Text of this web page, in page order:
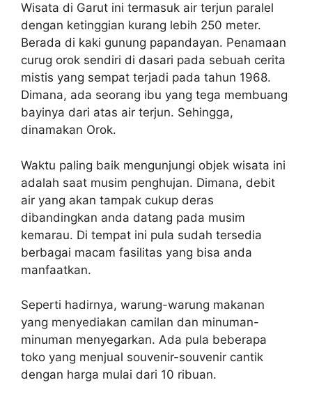
Wisata di Garut ini termasuk air terjun paralel
dengan ketinggian kurang lebih 250 meter.
Berada di kaki gunung papandayan. Penamaan
curug orok sendiri di dasari pada sebuah cerita
mistis yang sempat terjadi pada tahun 1968.
Dimana, ada seorang ibu yang tega membuang
bayinya dari atas air terjun. Sehingga,
dinamakan Orok.
Waktu paling baik mengunjungi objek wisata ini
adalah saat musim penghujan. Dimana, debit
air yang akan tampak cukup deras
dibandingkan anda datang pada musim
kemarau. Di tempat ini pula sudah tersedia
berbagai macam fasilitas yang bisa anda
manfaatkan.
Seperti hadirnya, warung-warung makanan
yang menyediakan camilan dan minuman-
minuman menyegarkan. Ada pula beberapa
toko yang menjual souvenir-souvenir cantik
dengan harga mulai dari 10 ribuan.